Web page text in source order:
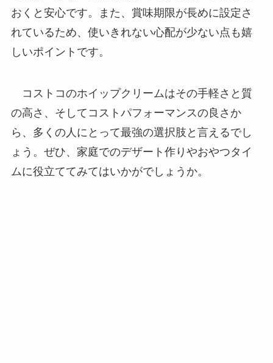
おくと安心です。また、賞味期限が長めに設定さ
れているため、使いきれない心配が少ない点も嬉
しいポイントです。
コストコのホイップクリームはその手軽さと質
の高さ、そしてコストパフォーマンスの良さか
ら、多くの人にとって最強の選択肢と言えるでし
ょう。ぜひ、家庭でのデザート作りやおやつタイ
ムに役立ててみてはいかがでしょうか。